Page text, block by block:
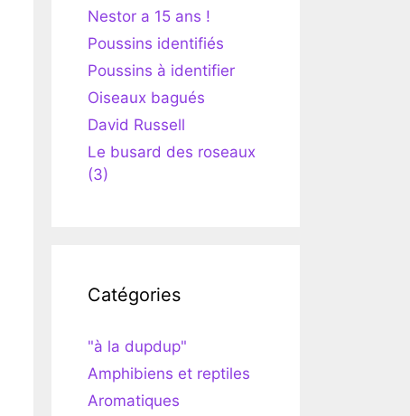
Nestor a 15 ans !
Poussins identifiés
Poussins à identifier
Oiseaux bagués
David Russell
Le busard des roseaux
(3)
Catégories
"à la dupdup"
Amphibiens et reptiles
Aromatiques